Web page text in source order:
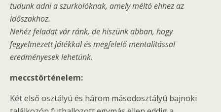
tudunk adni a szurkolóknak, amely méltó ehhez az
időszakhoz.
Nehéz feladat vár ránk, de hiszünk abban, hogy
fegyelmezett játékkal és megfelelő mentalitással
eredményesek lehetünk.
meccstörténelem:
Két első osztályú és három másodosztályú bajnoki